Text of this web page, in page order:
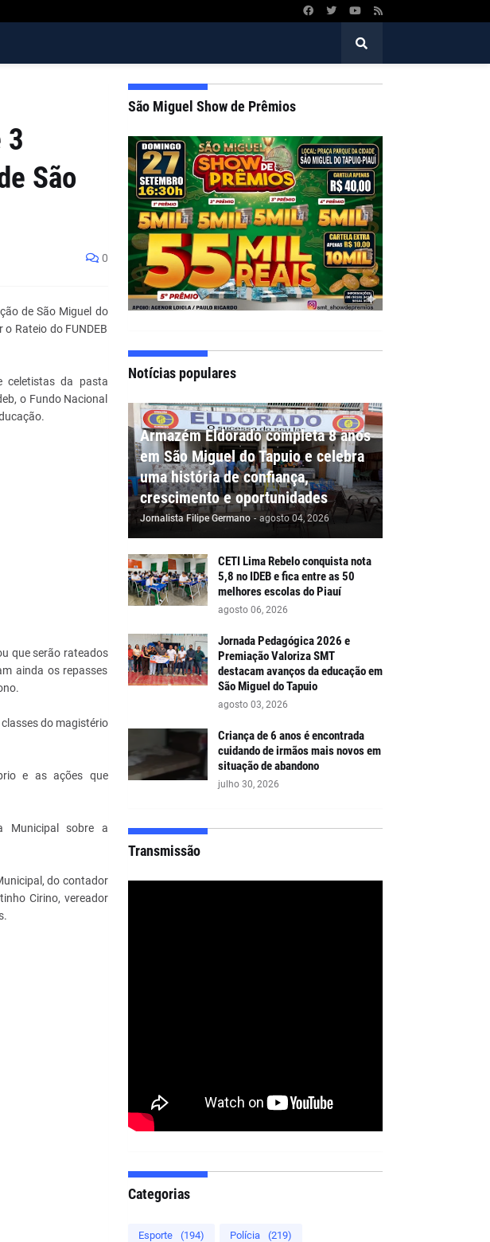
3
São
0
de São Miguel do
Rateio do FUNDEB
celetistas da pasta
o Fundo Nacional
que serão rateados
ainda os repasses
do magistério
e as ações que
Municipal sobre a
do contador
Cirino, vereador
São Miguel Show de Prêmios
Notícias populares
Armazém Eldorado completa 8 anos
em São Miguel do Tapuio e celebra
uma história de confiança,
crescimento e oportunidades
Jornalista Filipe Germano - agosto 04, 2026
CETI Lima Rebelo conquista nota
5,8 no IDEB e fica entre as 50
melhores escolas do Piauí
agosto 06, 2026
Jornada Pedagógica 2026 e
Premiação Valoriza SMT
destacam avanços da educação em
São Miguel do Tapuio
agosto 03, 2026
Criança de 6 anos é encontrada
cuidando de irmãos mais novos em
situação de abandono
julho 30, 2026
Transmissão
Categorias
Esporte (194) Polícia (219)